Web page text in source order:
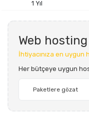
1 Yıl
Web
İhtiyacınıza en
Her bütçeye uygun
Paketlere gözat